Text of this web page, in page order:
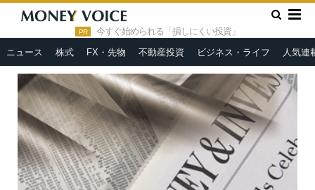
PR 今すぐ始められる「損しにくい投資」
ニュース 株式 FX・先物 不動産投資 ビジネス・ライフ 人気連
HOME » 市況ヘッドライン
売り先行も切り返してプラス圏に